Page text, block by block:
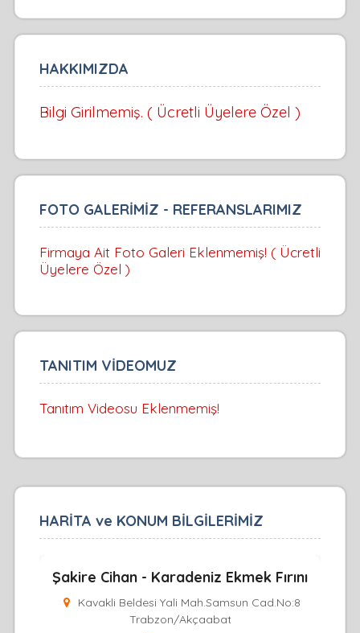
HAKKIMIZDA
Bilgi Girilmemiş. ( Ücretli Üyelere Özel )
FOTO GALERİMİZ - REFERANSLARIMIZ
Firmaya Ait Foto Galeri Eklenmemiş! ( Ücretli
Üyelere Özel )
TANITIM VİDEOMUZ
Tanıtım Videosu Eklenmemiş!
HARİTA ve KONUM BİLGİLERİMİZ
Şakire Cihan - Karadeniz Ekmek Fırını
Kavakli Beldesi Yali Mah.Samsun Cad.No:8
Trabzon/Akçaabat